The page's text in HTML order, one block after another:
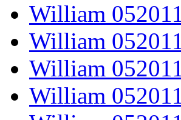
William
William
William
William